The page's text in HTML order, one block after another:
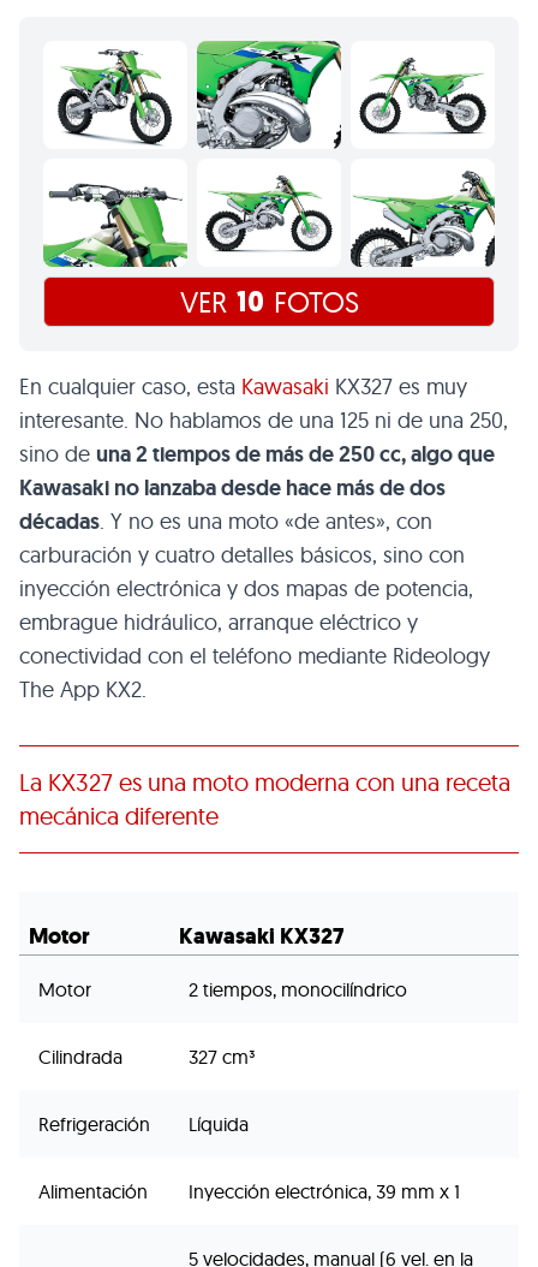
VER 10 FOTOS
En cualquier caso, esta Kawasaki KX327 es muy
interesante. No hablamos de una 125 ni de una 250,
sino de una 2 tiempos de más de 250 cc, algo que
Kawasaki no lanzaba desde hace más de dos
décadas. Y no es una moto «de antes», con
carburación y cuatro detalles básicos, sino con
inyección electrónica y dos mapas de potencia,
embrague hidráulico, arranque eléctrico y
conectividad con el teléfono mediante Rideology
The App KX2.
La KX327 es una moto moderna con una receta
mecánica diferente
Motor Kawasaki KX327
Motor 2 tiempos, monocilíndrico
Cilindrada 327 cm³
Refrigeración Líquida
Alimentación Inyección electrónica, 39 mm x 1
5 velocidades, manual (6 vel. en la